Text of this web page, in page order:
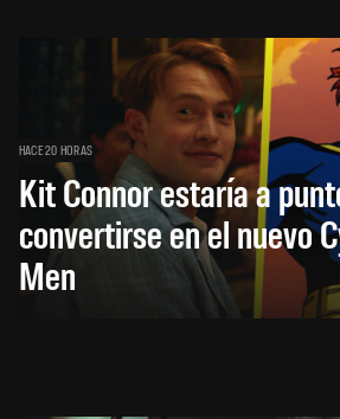
HACE 20 HORAS
Kit Connor estaría a
convertirse en el nuevo
Men